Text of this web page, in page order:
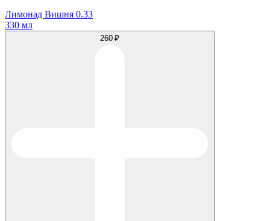
Лимонад Вишня 0.33
330 мл
260 ₽